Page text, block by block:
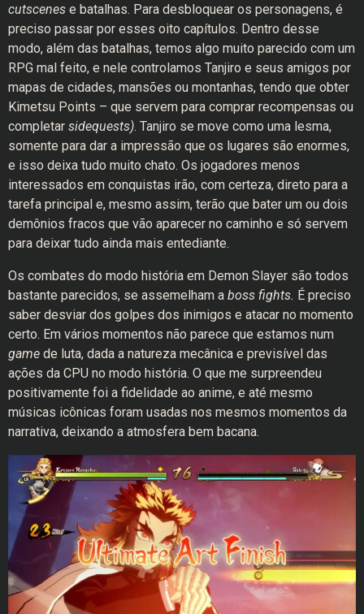
cutscenes e batalhas. Para desbloquear os personagens, é
preciso passar por esses oito capítulos. Dentro desse
modo, além das batalhas, temos algo muito parecido com um
RPG mal feito, e nele controlamos Tanjiro e seus amigos por
mapas de cidades, mansões ou montanhas, tendo que obter
Kimetsu Points – que servem para comprar recompensas ou
completar sidequests). Tanjiro se move como uma lesma,
somente para dar a impressão que os lugares são enormes,
e isso deixa tudo muito chato. Os jogadores menos
interessados em conquistas irão, com certeza, direto para a
tarefa principal e, mesmo assim, terão que bater um ou dois
demônios fracos que vão aparecer no caminho e só servem
para deixar tudo ainda mais entediante.
Os combates do modo história em Demon Slayer são todos
bastante parecidos, se assemelham a boss fights. É preciso
saber desviar dos golpes dos inimigos e atacar no momento
certo. Em vários momentos não parece que estamos num
game de luta, dada a natureza mecânica e previsível das
ações da CPU no modo história. O que me surpreendeu
positivamente foi a fidelidade ao anime, e até mesmo
músicas icônicas foram usadas nos mesmos momentos da
narrativa, deixando a atmosfera bem bacana.